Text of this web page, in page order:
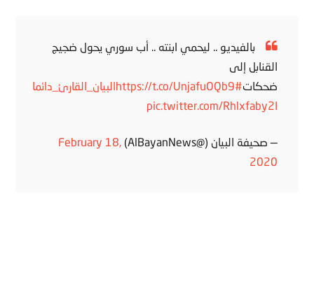
بالفيديو .. ليحمي ابنته .. أب سوري يحول ضجيج
القنابل إلى
ضحكات
https://t.co/UnjafuOQb9#البيان_القارئ_دائما
pic.twitter.com/Rhlxfaby2I
— صحيفة البيان (@AlBayanNews)
February 18,
2020